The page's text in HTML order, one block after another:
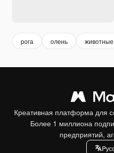
рога олень
Креативная платформа для
Более 1 миллиона
предприятий,